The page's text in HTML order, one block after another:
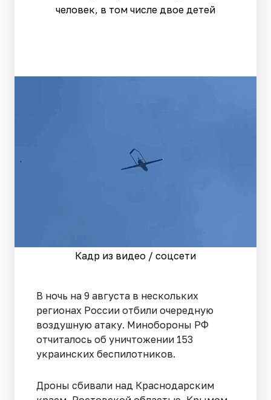
человек, в том числе двое детей
Кадр из видео / соцсети
В ночь на 9 августа в нескольких
регионах России отбили очередную
воздушную атаку. Минобороны РФ
отчиталось об уничтожении 153
украинских беспилотников.
Дроны сбивали над Краснодарским